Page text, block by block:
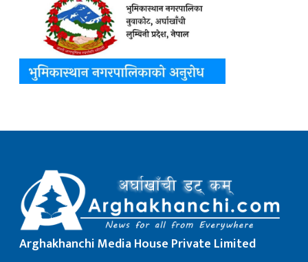
Arghakhanchi Media House Private Limited